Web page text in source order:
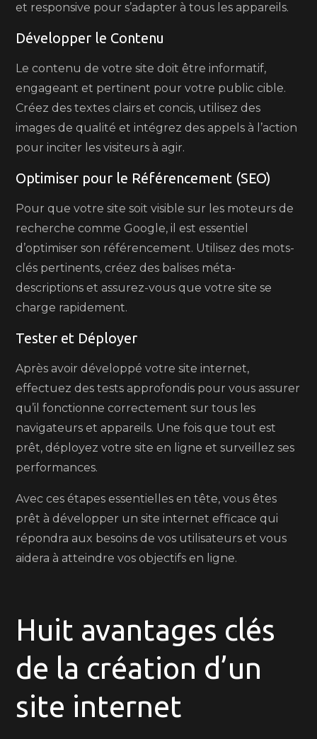
et responsive pour s’adapter à tous les appareils.
Développer le Contenu
Le contenu de votre site doit être informatif,
engageant et pertinent pour votre public cible.
Créez des textes clairs et concis, utilisez des
images de qualité et intégrez des appels à l’action
pour inciter les visiteurs à agir.
Optimiser pour le Référencement (SEO)
Pour que votre site soit visible sur les moteurs de
recherche comme Google, il est essentiel
d’optimiser son référencement. Utilisez des mots-
clés pertinents, créez des balises méta-
descriptions et assurez-vous que votre site se
charge rapidement.
Tester et Déployer
Après avoir développé votre site internet,
effectuez des tests approfondis pour vous assurer
qu’il fonctionne correctement sur tous les
navigateurs et appareils. Une fois que tout est
prêt, déployez votre site en ligne et surveillez ses
performances.
Avec ces étapes essentielles en tête, vous êtes
prêt à développer un site internet efficace qui
répondra aux besoins de vos utilisateurs et vous
aidera à atteindre vos objectifs en ligne.
Huit avantages clés
de la création d’un
site internet